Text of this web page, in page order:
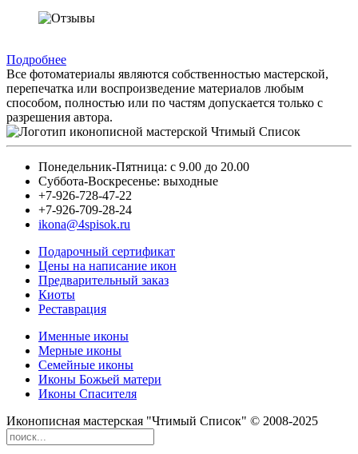
Подробнее
Все фотоматериалы являются собственностью мастерской,
перепечатка или воспроизведение материалов любым
способом, полностью или по частям допускается только с
разрешения автора.
Понедельник-Пятница: с 9.00 до 20.00
Суббота-Воскресенье: выходные
+7-926-728-47-22
+7-926-709-28-24
ikona@4spisok.ru
Подарочный сертификат
Цены на написание икон
Предварительный заказ
Киоты
Реставрация
Именные иконы
Мерные иконы
Семейные иконы
Иконы Божьей матери
Иконы Спасителя
Иконописная мастерская "Чтимый Список" © 2008-2025